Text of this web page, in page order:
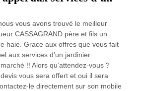
vous avons trouvé le meilleur
CASSAGRAND père et fils un
haie. Grace aux offres que vous fait
aux services d’un jardinier
!! Alors qu’attendez-vous ?
vous sera offert et oui il sera
le directement sur son mobile